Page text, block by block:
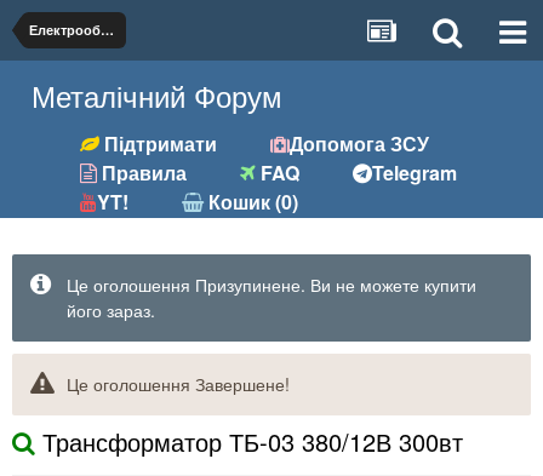
Електрообладнання
Металічний Форум
Підтримати
Допомога ЗСУ
Правила
FAQ
Telegram
YT!
Кошик (0)
Це оголошення Призупинене. Ви не можете купити
його зараз.
Це оголошення Завершене!
Трансформатор ТБ-03 380/12В 300вт